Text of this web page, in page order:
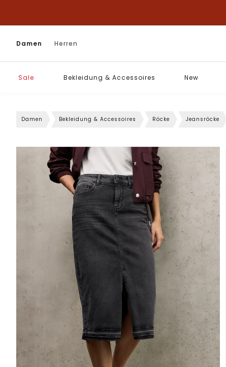
Damen Herren
Sale Bekleidung & Accessoires New
Damen Bekleidung & Accessoires Röcke Jeansröcke